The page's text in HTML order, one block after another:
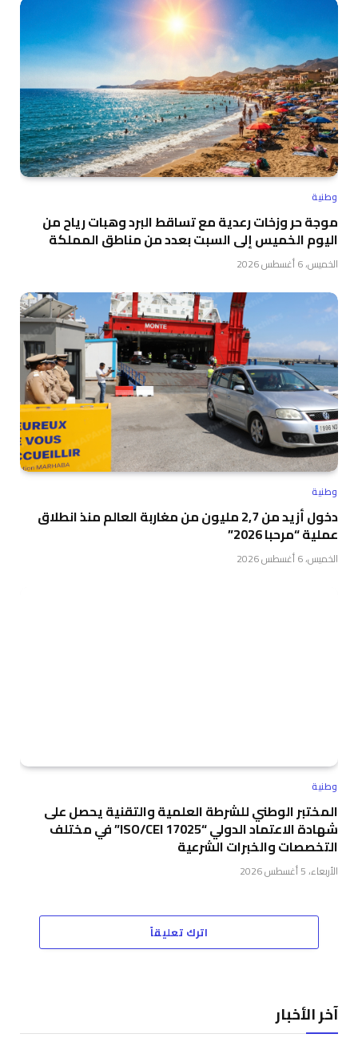
وطنية
موجة حر وزخات رعدية مع تساقط البرد وهبات رياح من
اليوم الخميس إلى السبت بعدد من مناطق المملكة
الخميس، 6 أغسطس 2026
وطنية
دخول أزيد من 2,7 مليون من مغاربة العالم منذ انطلاق
عملية “مرحبا 2026”
الخميس، 6 أغسطس 2026
وطنية
المختبر الوطني للشرطة العلمية والتقنية يحصل على
شهادة الاعتماد الدولي “ISO/CEI 17025” في مختلف
التخصصات والخبرات الشرعية
الأربعاء، 5 أغسطس 2026
اترك تعليقاً
آخر الأخبار